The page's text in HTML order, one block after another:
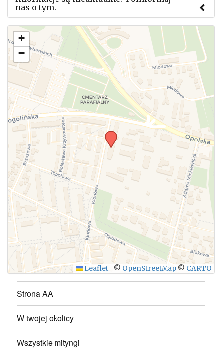
nas o tym.
Użyj tego formularza aby przesłać informację o
zmianach w powyższym mityngu.
WYŚLIJ
+
−
Leaflet © OpenStreetMap © CARTO
Strona AA
W twojej okolicy
Wszystkie mityngi